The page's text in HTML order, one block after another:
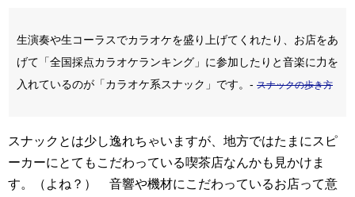
生演奏や生コーラスでカラオケを盛り上げてくれたり、お店をあ
げて「全国採点カラオケランキング」に参加したりと音楽に力を
入れているのが「カラオケ系スナック」です。- スナックの歩き方
スナックとは少し逸れちゃいますが、地方ではたまにスピ
ーカーにとてもこだわっている喫茶店なんかも見かけま
す。（よね？） 音響や機材にこだわっているお店って意